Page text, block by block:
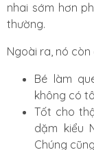
nhai sớm hơn
thường.
Ngoài ra, nó còn
Bé làm
không có
Tốt cho
dặm kiểu
Chúng